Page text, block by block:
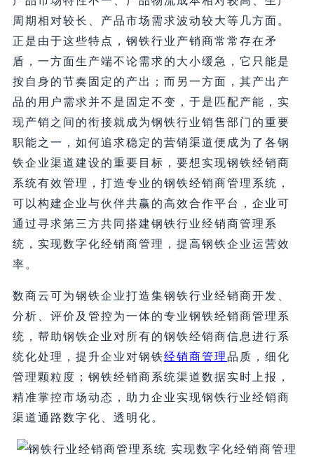
周期相对较长、产品市场需求波动较大等几方面。
正是由于这些特点，钢铁行业产销商常常存在矛
盾，一方面生产端不论需求的大小缓急，它只能是
按自身的节奏固定的产出；而另一方面，其产出产
品的用户需求并不是固定不变，于是匹配产能，实
现产销之间的衔接就成为钢铁行业销售部门的重要
职能之一，如何追求稳定的营销渠道便成为了各钢
铁企业渠道建设的重要目标，要想实现钢铁经销商
系统有效管理，打造专业的钢铁经销商管理系统，
可以构建企业与伙伴共赢的高效合作平台，企业可
通过寻求第三方共同搭建钢铁行业经销商管理系
统，实现数字化经销商管理，提高钢铁企业运营效
率。
数商云可为钢铁企业打造集钢铁行业经销商开发、
分析、评价及管控为一体的专业钢铁经销商管理系
统，帮助钢铁企业对所有的钢铁经销商信息进行系
统化处理，提升企业对钢铁经销商管理品质，细化
管理颗粒度；钢铁经销商系统渠道数据实时上报，
精准掌控市场动态，助力企业实现钢铁行业经销商
渠道通路数字化、透明化。